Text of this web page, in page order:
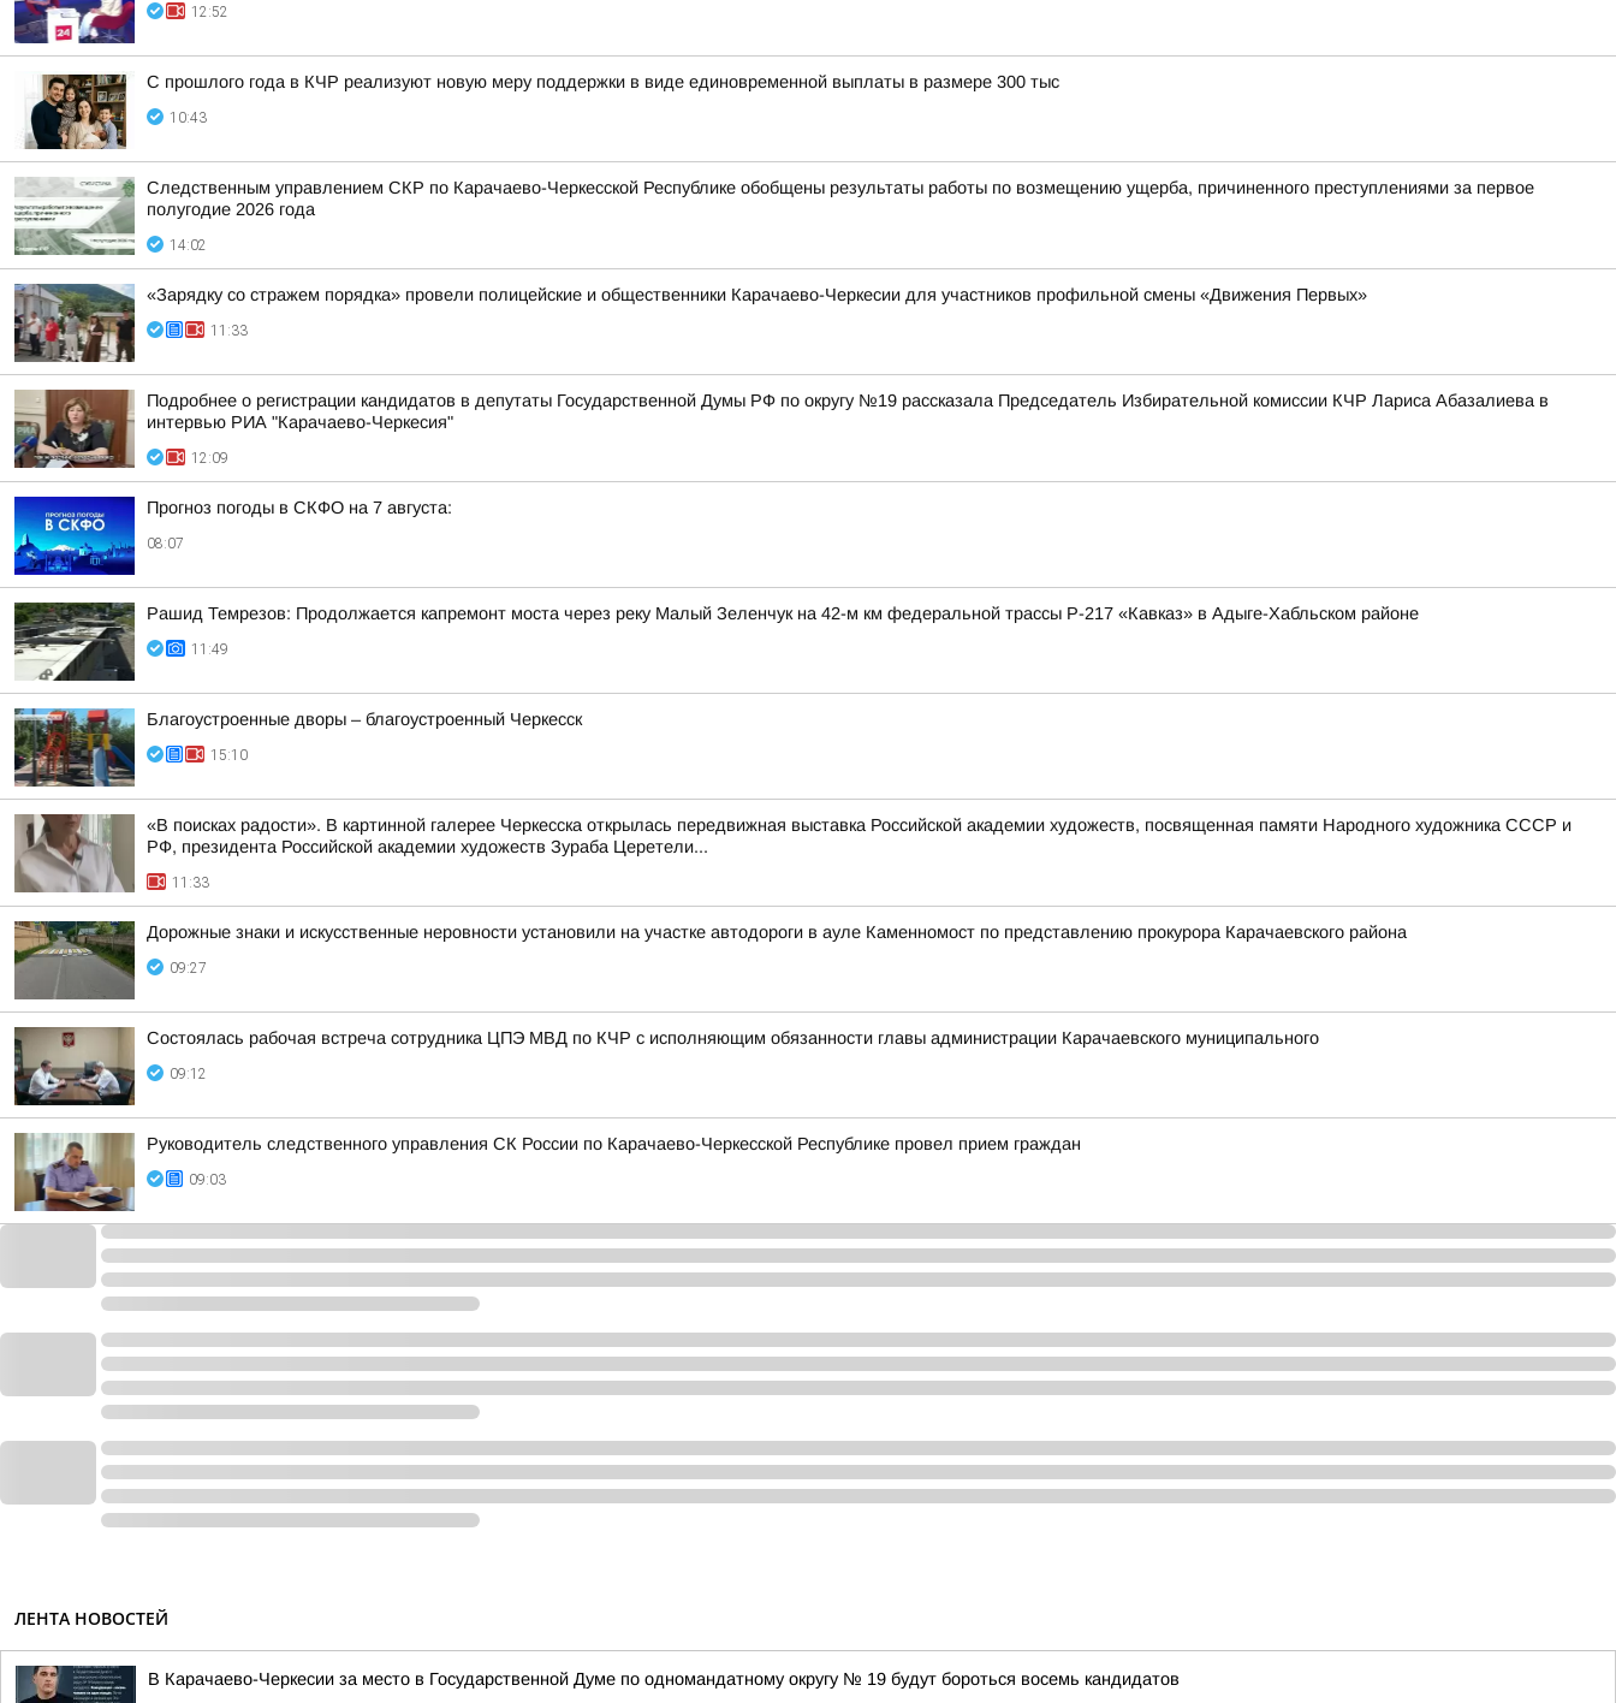
12:52
С прошлого года в КЧР реализуют новую меру поддержки в виде единовременной выплаты в размере 300 тыс
10:43
Следственным управлением СКР по Карачаево-Черкесской Республике обобщены результаты работы по возмещению ущерба, причиненного преступлениями за первое
полугодие 2026 года
14:02
«Зарядку со стражем порядка» провели полицейские и общественники Карачаево-Черкесии для участников профильной смены «Движения Первых»
11:33
Подробнее о регистрации кандидатов в депутаты Государственной Думы РФ по округу №19 рассказала Председатель Избирательной комиссии КЧР Лариса Абазалиева в
интервью РИА "Карачаево-Черкесия"
12:09
Прогноз погоды в СКФО на 7 августа:
08:07
Рашид Темрезов: Продолжается капремонт моста через реку Малый Зеленчук на 42-м км федеральной трассы Р-217 «Кавказ» в Адыге-Хабльском районе
11:49
Благоустроенные дворы – благоустроенный Черкесск
15:10
«В поисках радости». В картинной галерее Черкесска открылась передвижная выставка Российской академии художеств, посвященная памяти Народного художника СССР и
РФ, президента Российской академии художеств Зураба Церетели...
11:33
Дорожные знаки и искусственные неровности установили на участке автодороги в ауле Каменномост по представлению прокурора Карачаевского района
09:27
Состоялась рабочая встреча сотрудника ЦПЭ МВД по КЧР с исполняющим обязанности главы администрации Карачаевского муниципального
09:12
Руководитель следственного управления СК России по Карачаево-Черкесской Республике провел прием граждан
09:03
ЛЕНТА НОВОСТЕЙ
В Карачаево-Черкесии за место в Государственной Думе по одномандатному округу № 19 будут бороться восемь кандидатов